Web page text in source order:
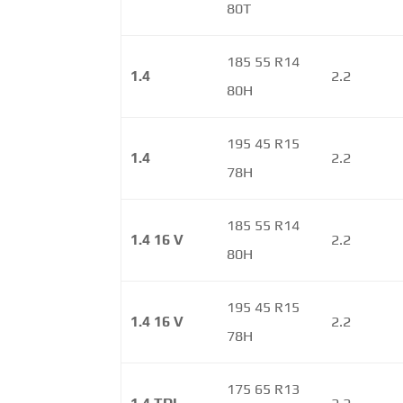
80T
1.4
185 55 R14
80H
2.2
1.4
195 45 R15
78H
2.2
1.4 16 V
185 55 R14
80H
2.2
1.4 16 V
195 45 R15
78H
2.2
175 65 R13